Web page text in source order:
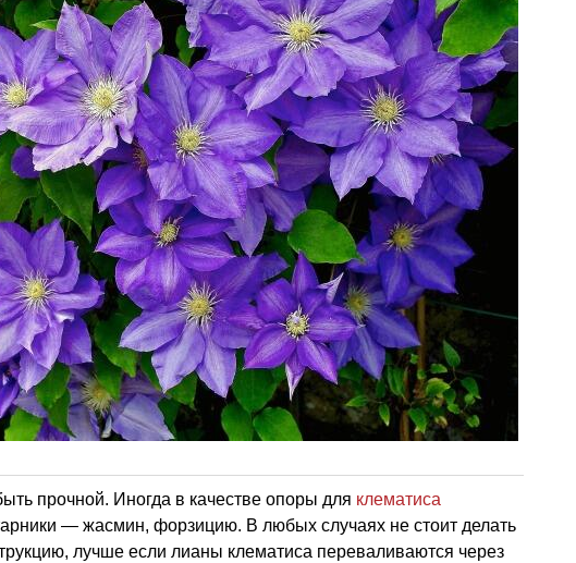
прочной. Иногда в качестве опоры для клематиса
— жасмин, форзицию. В любых случаях не стоит делать
лучше если лианы клематиса переваливаются через